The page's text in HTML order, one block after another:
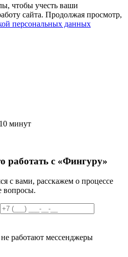
чтобы учесть ваши
сайта. Продолжая просмотр,
персональных данных
минут
работать с «Фингуру»
с вами, расскажем о процессе
вопросы.
работают мессенджеры